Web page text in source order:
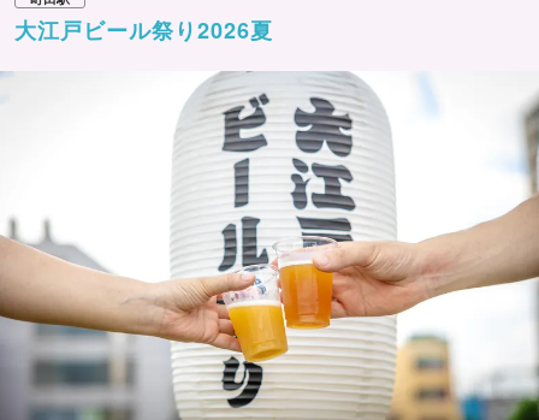
大江戸ビール祭り2026夏